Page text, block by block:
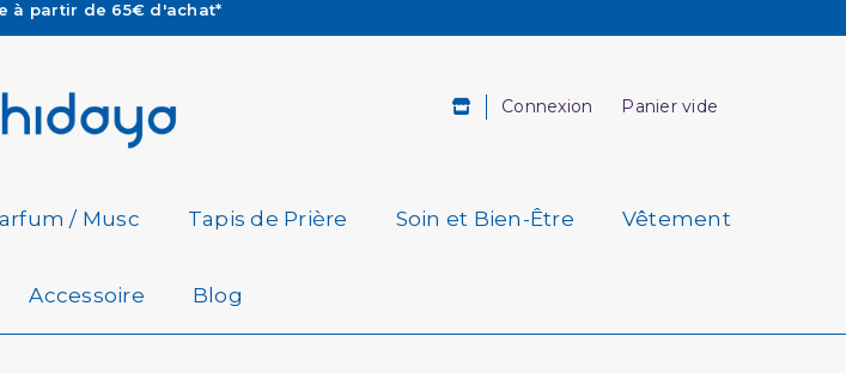
avant 15h (lun au Vend)
Retrouvez notre FAQ
à partir de 65€ d'achat*
Connexion Panier vide
/ Musc Tapis de Prière Soin et Bien-Être Vêtement
Accessoire Blog